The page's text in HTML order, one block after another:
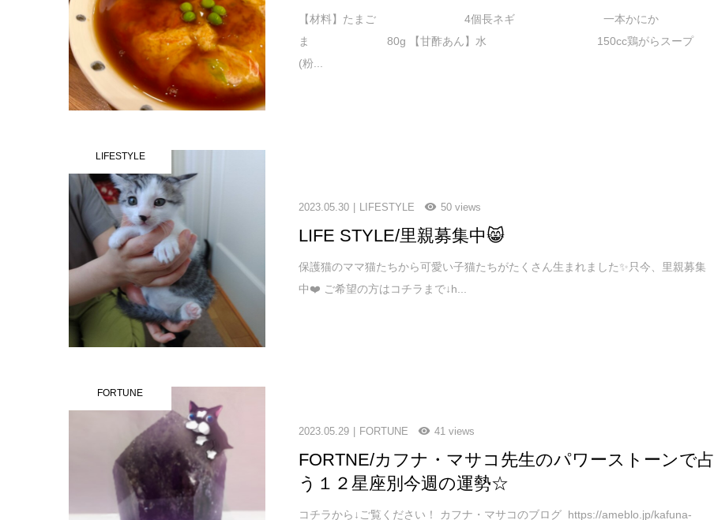
【材料】たまご 4個長ネギ 一本かにか
ま 80g 【甘酢あん】水 150cc鶏がらスープ
(粉...
LIFESTYLE
2023.05.30 LIFESTYLE 50 views
LIFE STYLE/里親募集中😸
保護猫のママ猫たちから可愛い子猫たちがたくさん生まれました✨只今、里親募集
中❤️ ご希望の方はコチラまで↓h...
FORTUNE
2023.05.29 FORTUNE 41 views
FORTNE/カフナ・マサコ先生のパワーストーンで占
う１２星座別今週の運勢☆
コチラから↓ご覧ください！ カフナ・マサコのブログ https://ameblo.jp/kafuna-